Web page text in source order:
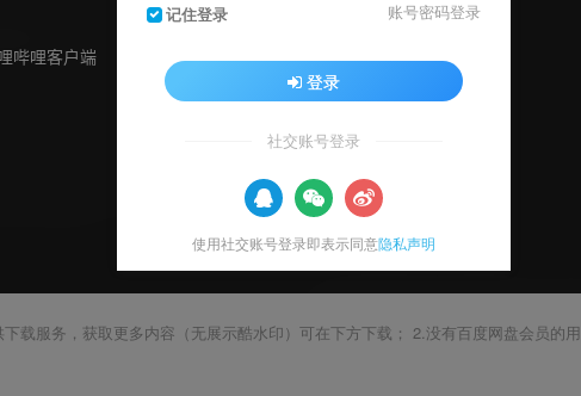
载服务，获取更多内容（无展示酷水印）可在下方下载； 2.没有百度网盘会员的用
记住登录 账号密码登录
登录
社交账号登录
使用社交账号登录即表示同意隐私声明